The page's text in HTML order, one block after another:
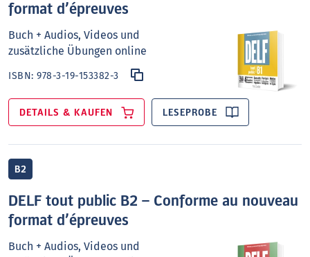
format d’épreuves
Buch + Audios, Videos und
zusätzliche Übungen online
ISBN:978-3-19-153382-3
DETAILS & KAUFEN LESEPROBE
B2
DELF tout public B2 – Conforme au nouveau
format d’épreuves
Buch + Audios, Videos und